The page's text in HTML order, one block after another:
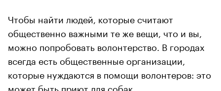
Чтобы найти людей, которые считают
общественно важными те же вещи, что и вы,
можно попробовать волонтерство. В городах
всегда есть общественные организации,
которые нуждаются в помощи волонтеров: это
может быть приют для собак,